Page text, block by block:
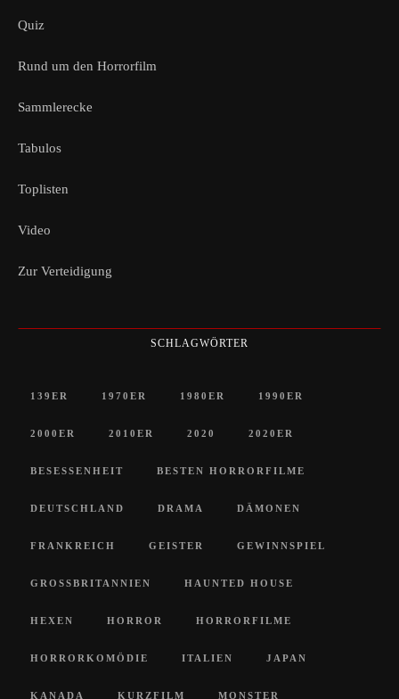
Quiz
Rund um den Horrorfilm
Sammlerecke
Tabulos
Toplisten
Video
Zur Verteidigung
SCHLAGWÖRTER
139ER 1970ER 1980ER 1990ER
2000ER 2010ER 2020 2020ER
BESESSENHEIT BESTEN HORRORFILME
DEUTSCHLAND DRAMA DÄMONEN
FRANKREICH GEISTER GEWINNSPIEL
GROSSBRITANNIEN HAUNTED HOUSE
HEXEN HORROR HORRORFILME
HORRORKOMÖDIE ITALIEN JAPAN
KANADA KURZFILM MONSTER